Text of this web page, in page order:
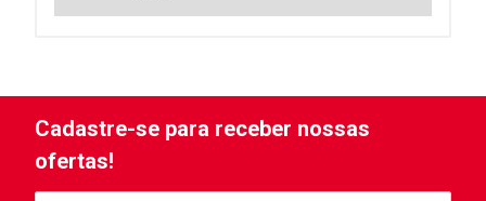
Cadastre-se para receber nossas
ofertas!